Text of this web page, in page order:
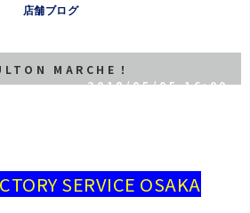
店舗ブログ
MARCHE！
2018/05/05 16:00
SERVICE OSAKA